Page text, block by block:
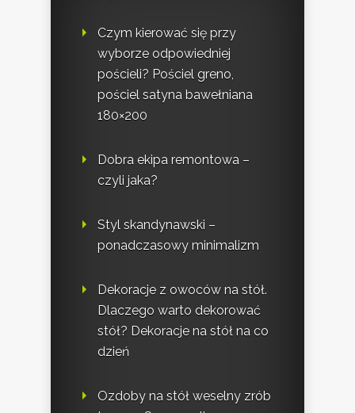
Czym kierować się przy
wyborze odpowiedniej
pościeli? Pościel greno,
pościel satyna bawełniana
180×200
Dobra ekipa remontowa –
czyli jaka?
Styl skandynawski –
ponadczasowy minimalizm
Dekoracje z owoców na stół.
Dlaczego warto dekorować
stół? Dekoracje na stół na co
dzień
Ozdoby na stół weselny zrób